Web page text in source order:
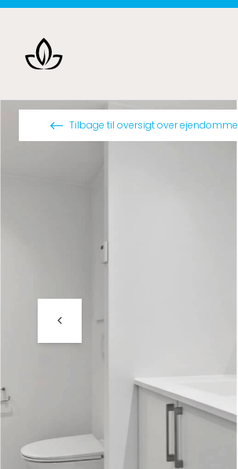
Spring til indhold
Tilbage til oversigt over ejendomme